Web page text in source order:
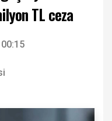
TL ceza